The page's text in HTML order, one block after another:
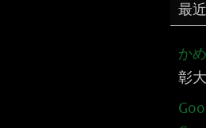
最
か
彰大